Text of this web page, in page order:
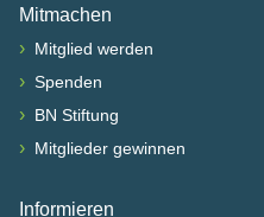
Mitmachen
› Mitglied werden
› Spenden
› BN Stiftung
› Mitglieder gewinnen
Informieren